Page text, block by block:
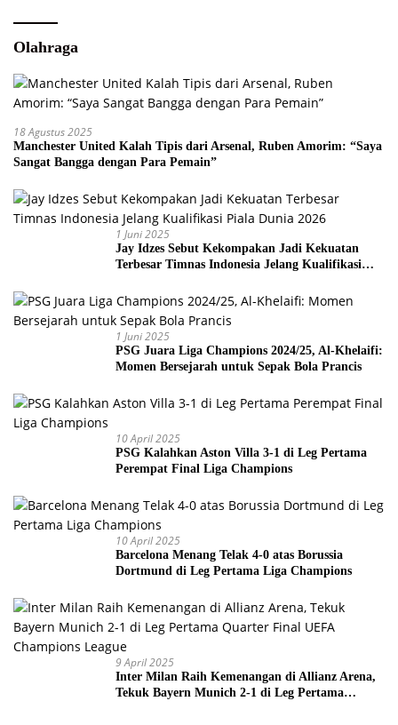
Olahraga
18 Agustus 2025
Manchester United Kalah Tipis dari Arsenal, Ruben Amorim: “Saya
Sangat Bangga dengan Para Pemain”
1 Juni 2025
Jay Idzes Sebut Kekompakan Jadi Kekuatan
Terbesar Timnas Indonesia Jelang Kualifikasi
1 Juni 2025
PSG Juara Liga Champions 2024/25, Al-Khelaifi:
Momen Bersejarah untuk Sepak Bola Prancis
10 April 2025
PSG Kalahkan Aston Villa 3-1 di Leg Pertama
Perempat Final Liga Champions
10 April 2025
Barcelona Menang Telak 4-0 atas Borussia
Dortmund di Leg Pertama Liga Champions
9 April 2025
Inter Milan Raih Kemenangan di Allianz Arena,
Tekuk Bayern Munich 2-1 di Leg Pertama